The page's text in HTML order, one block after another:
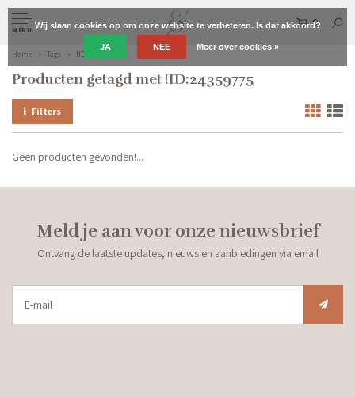
MENU
0
Home Tags !ID:24359775
Producten getagd met !ID:24359775
Filters
Geen producten gevonden!...
Meld je aan voor onze nieuwsbrief
Ontvang de laatste updates, nieuws en aanbiedingen via email
Wij slaan cookies op om onze website te verbeteren. Is dat akkoord?
JA NEE Meer over cookies »